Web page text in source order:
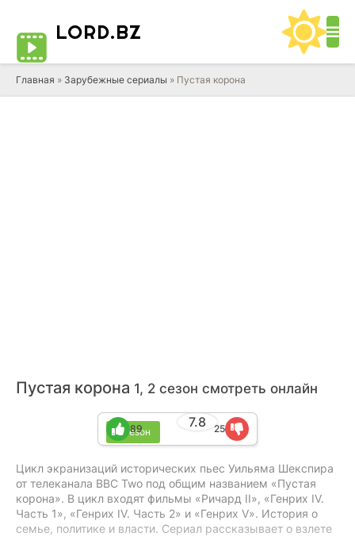
LORD.BZ
Главная » Зарубежные сериалы » Пустая корона
Пустая корона 1, 2 сезон смотреть онлайн
2 сезон
7.8
89 25
Цикл экранизаций исторических пьес Уильяма Шекспира
от телеканала ВВС Two под общим названием «Пустая
корона». В цикл входят фильмы «Ричард II», «Генрих IV.
Часть 1», «Генрих IV. Часть 2» и «Генрих V». История о
семье, политике и власти. Сериал рассказывает о взлете